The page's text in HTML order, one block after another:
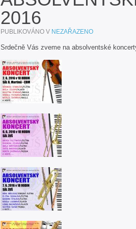
2016
PUBLIKOVÁNO V NEZAŘAZENO
Srdečně Vás zveme na absolventské